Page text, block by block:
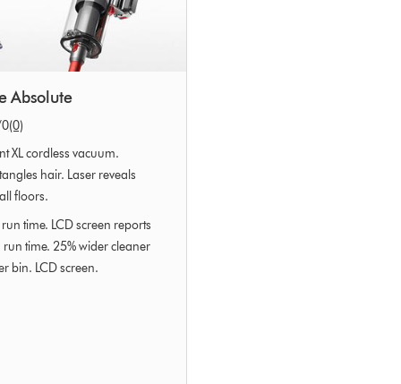
Absolute
(0)
XL cordless vacuum.
hair. Laser reveals
floors.
time. LCD screen reports
time. 25% wider cleaner
bin. LCD screen.